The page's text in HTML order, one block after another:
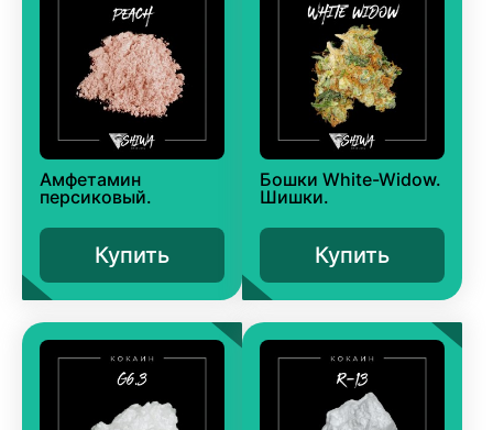
Амфетамин
персиковый.
Купить
Бошки White-Widow.
Шишки.
Купить